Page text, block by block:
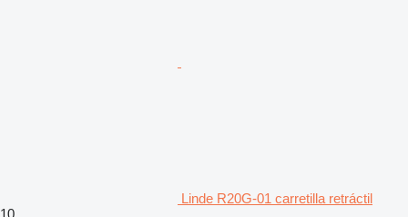
Linde R20G-01 carretilla retráctil
10